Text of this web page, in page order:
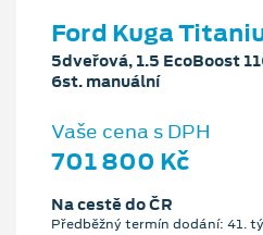
Ford Kuga
5dveřová, 1.5 EcoBoost
6st. manuální
Vaše cena s DPH
701 800 Kč
Na cestě do ČR
Předběžný termín dodání: 41.